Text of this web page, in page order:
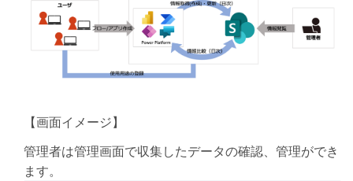
【画面イメージ】
管理者は管理画面で収集したデータの確認、管理ができ
ます。